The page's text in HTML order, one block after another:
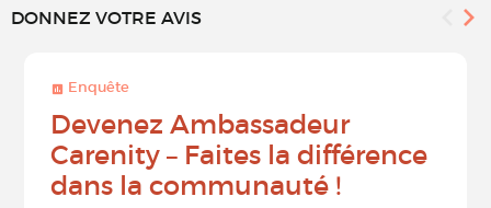
DONNEZ VOTRE AVIS
Enquête
Devenez Ambassadeur
Carenity – Faites la différence
dans la communauté !